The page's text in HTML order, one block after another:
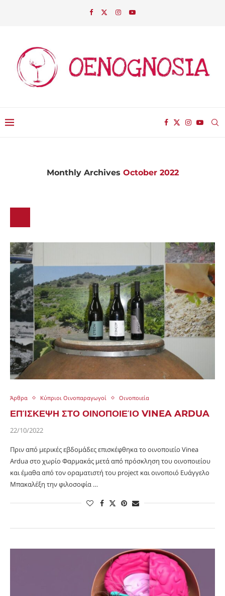
Monthly Archives October 2022
Άρθρα Κύπριοι Οινοπαραγωγοί Οινοποιεία
ΕΠΊΣΚΕΨΗ ΣΤΟ ΟΙΝΟΠΟΙΕΊΟ VINEA ARDUA
22/10/2022
Πριν από μερικές εβδομάδες επισκέφθηκα το οινοποιείο Vinea
Ardua στο χωρίο Φαρμακάς μετά από πρόσκληση του οινοποιείου
και έμαθα από τον οραματιστή του project και οινοποιό Ευάγγελο
Μπακαλέξη την φιλοσοφία …